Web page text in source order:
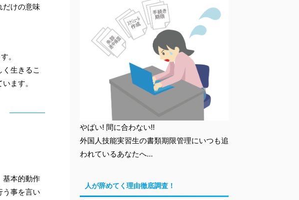
だけの意味
。
生きるこ
ます。
基本的動作
う事を言い
やばい! 間に合わない!!
外国人技能実習生の書類期限管理にいつも追
われているあなたへ…
人が辞めてく理由徹底調査！